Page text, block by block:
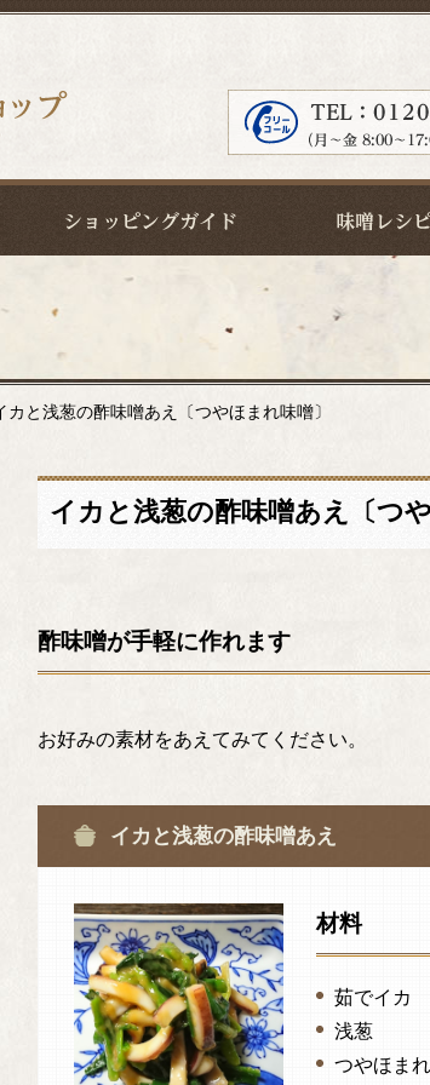
カと浅葱の酢味噌あえ〔つやほまれ味噌〕
イカと浅葱の酢味噌あえ〔つ
酢味噌が手軽に作れます
お好みの素材をあえてみてください。
イカと浅葱の酢味噌あえ
材料
茹でイカ
浅葱
つやほま